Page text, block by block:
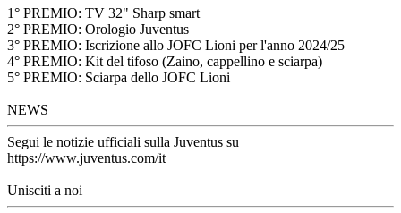
1° PREMIO: TV 32" Sharp smart
2° PREMIO: Orologio Juventus
3° PREMIO: Iscrizione allo JOFC Lioni per l'anno 2024/25
4° PREMIO: Kit del tifoso (Zaino, cappellino e sciarpa)
5° PREMIO: Sciarpa dello JOFC Lioni
NEWS
Segui le notizie ufficiali sulla Juventus su
https://www.juventus.com/it
Unisciti a noi